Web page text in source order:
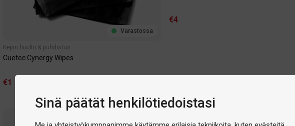
Sinä päätät henkilötiedoistasi
Varastossa
Kepin huolto & puhdistus
Cuetec Cynergy Wipes
€1
€4